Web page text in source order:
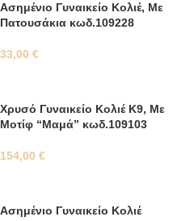
Ασημένιο Γυναικείο Κολιέ, Με
Πατουσάκια κωδ.109228
33,00 €
Χρυσό Γυναικείο Κολιέ Κ9, Με
Μοτίφ “Μαμά” κωδ.109103
154,00 €
Ασημένιο Γυναικείο Κολιέ